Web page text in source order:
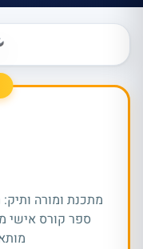
מתכנת ומורה
ספר קורס אישי